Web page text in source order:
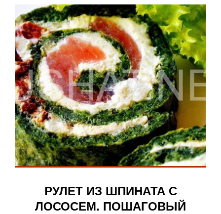
РУЛЕТ ИЗ ШПИНАТА С
ЛОСОСЕМ. ПОШАГОВЫЙ